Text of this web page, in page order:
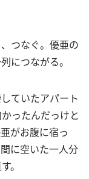
つなぐ。優亜の
につながる。
ていたアパート
ったんだっけと
がお腹に宿っ
に空いた一人分
。